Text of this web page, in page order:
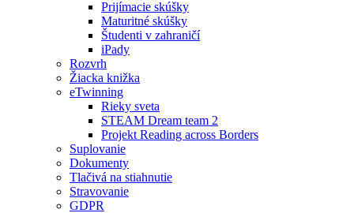
Prijímacie skúšky
Maturitné skúšky
Študenti v zahraničí
iPady
Rozvrh
Žiacka knižka
eTwinning
Rieky sveta
STEAM Dream team 2
Projekt Reading across Borders
Suplovanie
Dokumenty
Tlačivá na stiahnutie
Stravovanie
GDPR